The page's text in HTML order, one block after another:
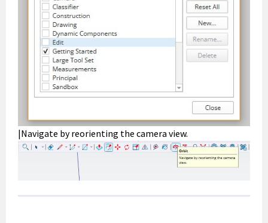
|Navigate by reorienting the camera view.